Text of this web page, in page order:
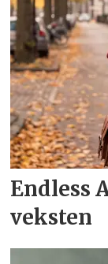
Endless
veksten